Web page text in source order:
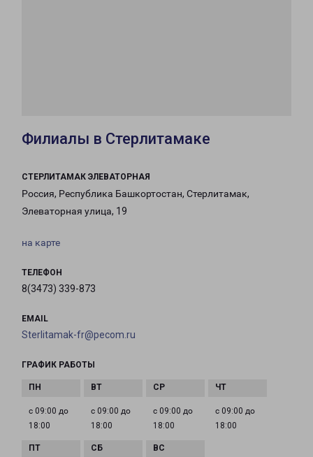
Филиалы в Стерлитамаке
СТЕРЛИТАМАК ЭЛЕВАТОРНАЯ
Россия, Республика Башкортостан, Стерлитамак,
Элеваторная улица, 19
на карте
ТЕЛЕФОН
8(3473) 339-873
EMAIL
Sterlitamak-fr@pecom.ru
ГРАФИК РАБОТЫ
с 09:00 до
18:00
с 09:00 до
18:00
с 09:00 до
18:00
с 09:00 до
18:00